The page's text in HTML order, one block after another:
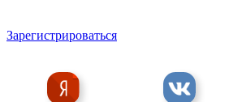
Зарегистрироваться